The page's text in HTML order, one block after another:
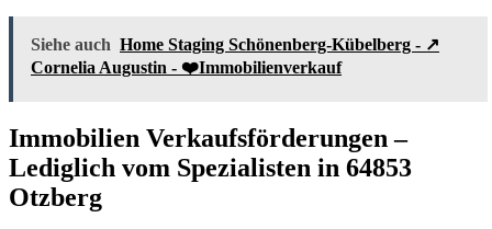
Siehe auch Home Staging Schönenberg-Kübelberg - ↗️
Cornelia Augustin - ❤️Immobilienverkauf
Immobilien Verkaufsförderungen –
Lediglich vom Spezialisten in 64853
Otzberg